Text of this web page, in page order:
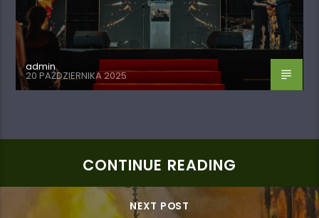
admin
20 PAŹDZIERNIKA 2025
CONTINUE READING
NEXT POST